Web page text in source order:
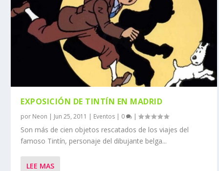
EXPOSICIÓN DE TINTÍN EN MADRID
por Neon | Jun 25, 2011 | Eventos | 0 |
Son más de cien objetos rescatados de los viajes del
famoso Tintín, personaje del dibujante belga...
LEE MAS